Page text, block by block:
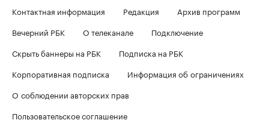
Контактная информация Редакция
Архив программ
Вечерний РБК
О телеканале
Подключение
Скрыть баннеры на РБК
Подписка на РБК
Корпоративная подписка
Информация об ограничениях
О соблюдении авторских прав
Пользовательское соглашение